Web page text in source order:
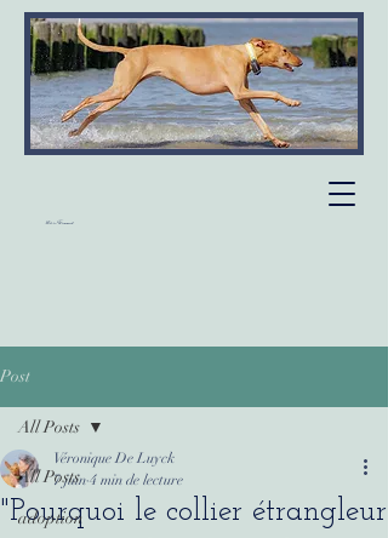
Alain Thimmesch
Post
All Posts
adoption
All Posts
"Pourquoi le collier étrangleur
Véronique De Luyck
7 juin 4 min de lecture